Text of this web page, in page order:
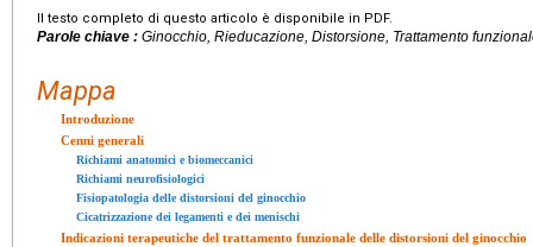
Il testo completo di questo articolo è disponibile in PDF.
Parole chiave : Ginocchio, Rieducazione, Distorsione, Trattamento
Mappa
Introduzione
Cenni generali
Richiami anatomici e biomeccanici
Richiami neurofisiologici
Fisiopatologia delle distorsioni del ginocchio
Cicatrizzazione dei legamenti e dei menischi
Indicazioni terapeutiche del trattamento funzionale delle distorsioni del ginocchio